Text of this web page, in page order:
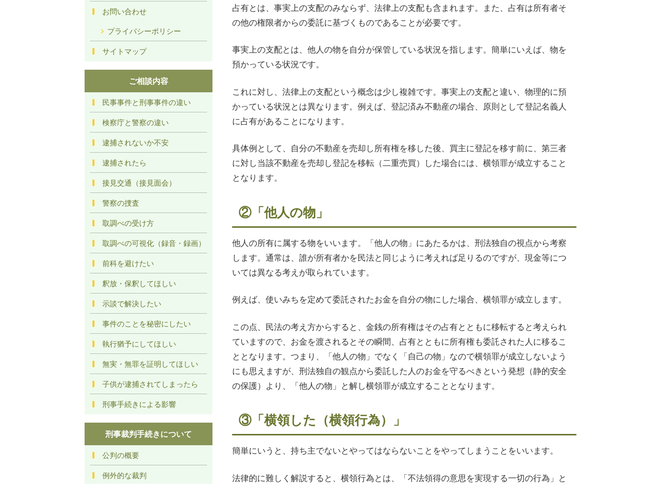
占有とは、事実上の支配のみならず、法律上の支配も含まれます。また、占有は所有者そ
の他の権限者からの委託に基づくものであることが必要です。
事実上の支配とは、他人の物を自分が保管している状況を指します。簡単にいえば、物を
預かっている状況です。
これに対し、法律上の支配という概念は少し複雑です。事実上の支配と違い、物理的に預
かっている状況とは異なります。例えば、登記済み不動産の場合、原則として登記名義人
に占有があることになります。
具体例として、自分の不動産を売却し所有権を移した後、買主に登記を移す前に、第三者
に対し当該不動産を売却し登記を移転（二重売買）した場合には、横領罪が成立すること
となります。
②「他人の物」
他人の所有に属する物をいいます。「他人の物」にあたるかは、刑法独自の視点から考察
します。通常は、誰が所有者かを民法と同じように考えれば足りるのですが、現金等につ
いては異なる考えが取られています。
例えば、使いみちを定めて委託されたお金を自分の物にした場合、横領罪が成立します。
この点、民法の考え方からすると、金銭の所有権はその占有とともに移転すると考えられ
ていますので、お金を渡されるとその瞬間、占有とともに所有権も委託された人に移るこ
ととなります。つまり、「他人の物」でなく「自己の物」なので横領罪が成立しないよう
にも思えますが、刑法独自の観点から委託した人のお金を守るべきという発想（静的安全
の保護）より、「他人の物」と解し横領罪が成立することとなります。
③「横領した（横領行為）」
簡単にいうと、持ち主でないとやってはならないことをやってしまうことをいいます。
法律的に難しく解説すると、横領行為とは、「不法領得の意思を実現する一切の行為」と
お問い合わせ
プライバシーポリシー
サイトマップ
ご相談内容
民事事件と刑事事件の違い
検察庁と警察の違い
逮捕されないか不安
逮捕されたら
接見交通（接見面会）
警察の捜査
取調べの受け方
取調べの可視化（録音・録画）
前科を避けたい
釈放・保釈してほしい
示談で解決したい
事件のことを秘密にしたい
執行猶予にしてほしい
無実・無罪を証明してほしい
子供が逮捕されてしまったら
刑事手続きによる影響
刑事裁判手続きについて
公判の概要
例外的な裁判